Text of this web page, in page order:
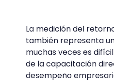
La medición del
también representa
muchas veces es
de la capacitación
desempeño